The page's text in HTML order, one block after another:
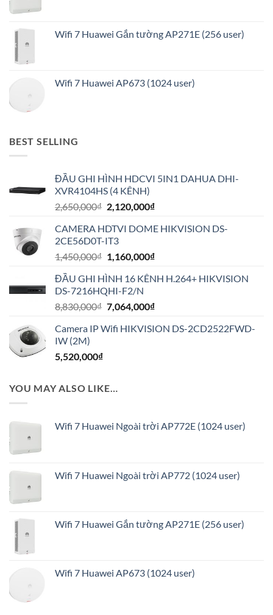
Wifi 7 Huawei Gắn tường AP271E (256 user)
Wifi 7 Huawei AP673 (1024 user)
BEST SELLING
ĐẦU GHI HÌNH HDCVI 5IN1 DAHUA DHI-
XVR4104HS (4 KÊNH)
2,650,000₫ Giá
là:
2,650,000₫.
2,120,000₫Giá
tại
2,120,000₫.
CAMERA HDTVI DOME HIKVISION DS-
2CE56D0T-IT3
1,450,000₫ Giá
là:
1,450,000₫.
1,160,000₫Giá
tại
1,160,000₫.
ĐẦU GHI HÌNH 16 KÊNH H.264+ HIKVISION
DS-7216HQHI-F2/N
8,830,000₫ Giá
là:
7,064,000₫Giá
tại
Camera IP Wifi HIKVISION DS-2CD2522FWD-
IW (2M)
5,520,000₫
YOU MAY ALSO LIKE…
Wifi 7 Huawei Ngoài trời AP772E (1024 user)
Wifi 7 Huawei Ngoài trời AP772 (1024 user)
Wifi 7 Huawei Gắn tường AP271E (256 user)
Wifi 7 Huawei AP673 (1024 user)